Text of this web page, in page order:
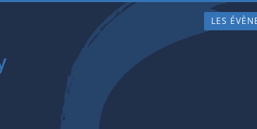
LES
À RENNES.